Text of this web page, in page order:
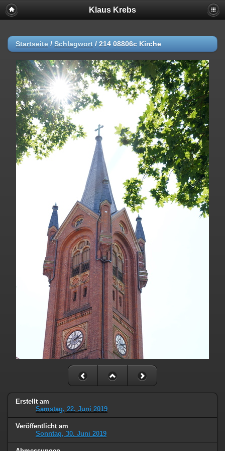
Klaus Krebs
Startseite / Schlagwort / 214 08806c Kirche
Erstellt am
Samstag, 22. Juni 2019
Veröffentlicht am
Sonntag, 30. Juni 2019